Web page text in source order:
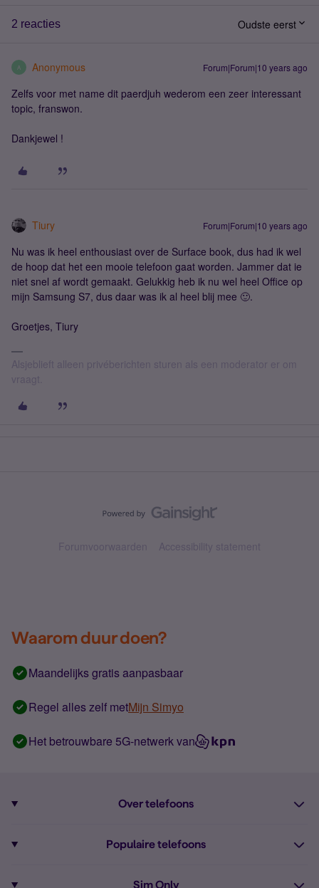
2 reacties Oudste eerst
A Anonymous Forum|Forum|10 years ago
Zelfs voor met name dit paerdjuh wederom een zeer interessant
topic, franswon.
Dankjewel !
Tiury Forum|Forum|10 years ago
Nu was ik heel enthousiast over de Surface book, dus had ik wel
de hoop dat het een mooie telefoon gaat worden. Jammer dat ie
niet snel af wordt gemaakt. Gelukkig heb ik nu wel heel Office op
mijn Samsung S7, dus daar was ik al heel blij mee 🙂.
Groetjes, Tiury
Alsjeblieft alleen privéberichten sturen als een moderator er om
vraagt.
Forumvoorwaarden Accessibility statement
Waarom duur doen?
Maandelijks gratis aanpasbaar
Regel alles zelf metMijn Simyo
Het betrouwbare 5G-netwerk van
Over telefoons
Populaire telefoons
Sim Only